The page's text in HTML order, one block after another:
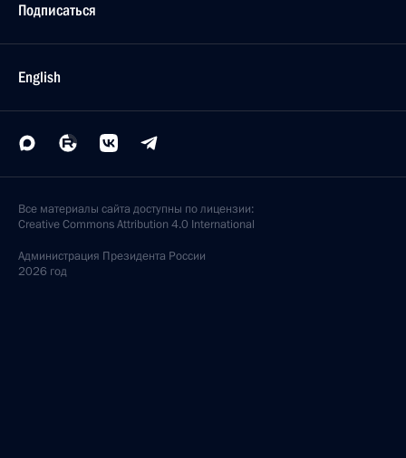
Подписаться
English
Все материалы сайта доступны по лицензии:
Creative Commons Attribution 4.0 International
Администрация Президента России
2026 год